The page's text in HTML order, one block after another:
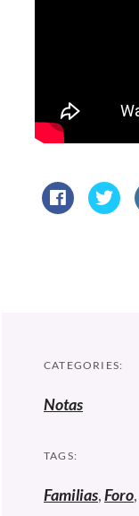
CATEGORIES:
Notas
TAGS:
Familias,Foro,